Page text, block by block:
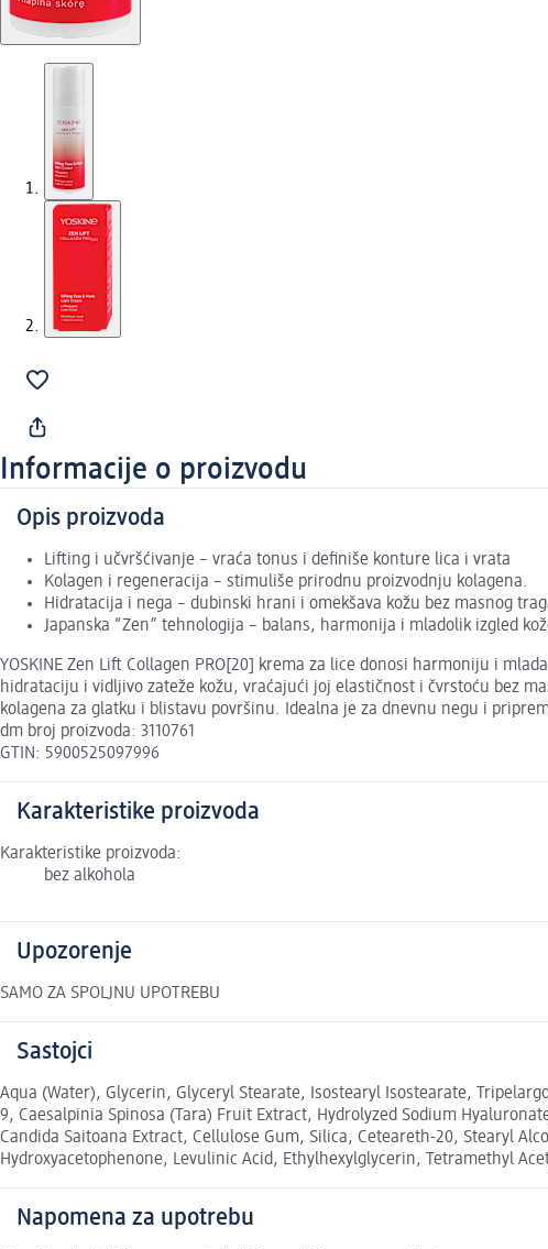
Informacije o proizvodu
Opis proizvoda
Lifting i učvršćivanje – vraća tonus i definiše konture lica i vrata
Kolagen i regeneracija – stimuliše prirodnu proizvodnju kolagena.
Hidratacija i nega – dubinski hrani i omekšava kožu bez masnog
Japanska “Zen” tehnologija – balans, harmonija i mladolik izgled
YOSKINE Zen Lift Collagen PRO[20] krema za lice donosi harmoniju i
hidrataciju i vidljivo zateže kožu, vraćajući joj elastičnost i čvrstoću bez
kolagena za glatku i blistavu površinu. Idealna je za dnevnu negu i
dm broj proizvoda: 3110761
GTIN: 5900525097996
Karakteristike proizvoda
Karakteristike proizvoda:
bez alkohola
Upozorenje
SAMO ZA SPOLJNU UPOTREBU
Sastojci
Aqua (Water), Glycerin, Glyceryl Stearate, Isostearyl Isostearate,
9, Caesalpinia Spinosa (Tara) Fruit Extract, Hydrolyzed Sodium
Candida Saitoana Extract, Cellulose Gum, Silica, Ceteareth-20, Stearyl
Hydroxyacetophenone, Levulinic Acid, Ethylhexylglycerin, Tetramethyl
Napomena za upotrebu